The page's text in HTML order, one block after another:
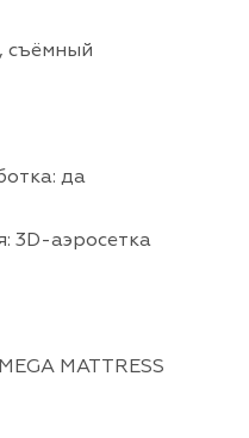
съёмный
да
3D-аэросетка
MATTRESS